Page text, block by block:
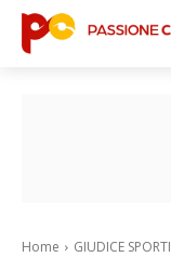
Home GIUDICE